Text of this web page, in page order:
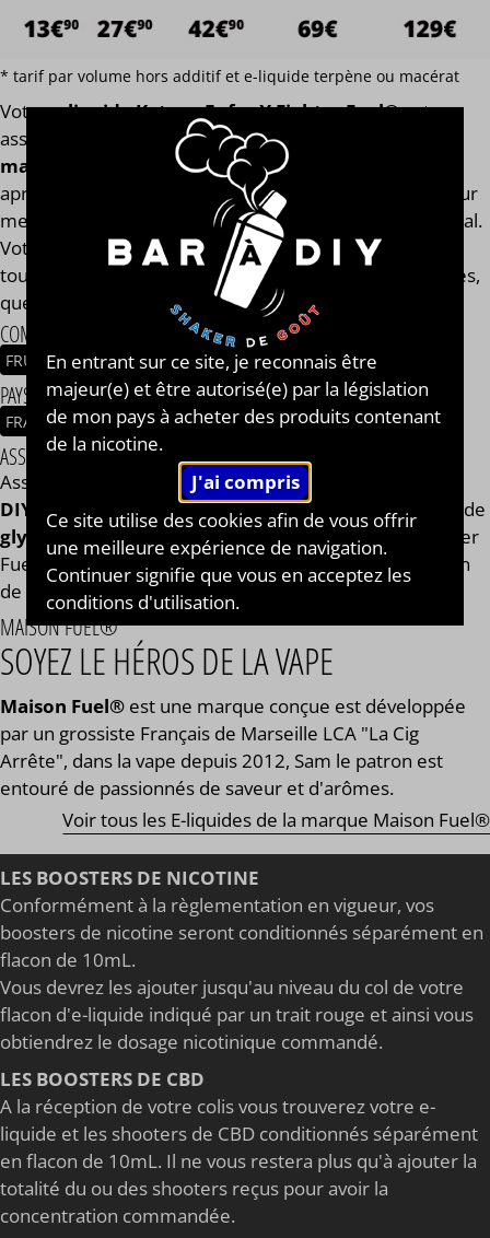
* tarif par volume hors additif et e-liquide terpène ou macérat
Votree-liquide Katana Enfer X Fighter Fuel®est
assemblé
avec l'arôme concentré original de la
marque Maison Fuel®. Finis les e-liquides trop dilués
après l'ajout des boosters de nicotine ! Notre calculateur
mesure votre e-liquide en fonction de son volume global.
Votre e-liquide Katana Enfer X Fighter Fuel® aura
toujours le même goût et les mêmes qualités gustatives,
que vous soyez en 0, 2, 9, 11 ou 14 mg/ml.
COMPOSITION
FRUIT DU DRAGON FRAIS FRUITS ROUGES CERISE
PAYS / ORIGINE DU CONCENTRÉ
FRANCE
ASSEMBLAGE
Assemblage réalisé à PLOUESCAT - France par
DIY® . Composé de mono propylène glycol végétal
, de
glycérine végétale
et de l'arôme Katana Enfer X Fighter
Fuel® de la marque Maison Fuel®. Disponible en flacon
de 50ml, 125ml, 250ml, 500ml et 1L. STEEP : 1 jour.
MAISON FUEL®
SOYEZ LE HÉROS DE LA VAPE
Maison Fuel® est une marque conçue est développée
par un grossiste Français de Marseille LCA "La Cig
Arrête", dans la vape depuis 2012, Sam le patron est
entouré de passionnés de saveur et d'arômes.
Voir tous les E-liquides de la marque Maison Fuel®
LES BOOSTERS DE NICOTINE
Conformément à la règlementation en vigueur, vos
boosters de nicotine seront conditionnés séparément en
flacon de 10mL.
Vous devrez les ajouter jusqu'au niveau du col de votre
flacon d'e-liquide indiqué par un trait rouge et ainsi vous
obtiendrez le dosage nicotinique commandé.
LES BOOSTERS DE CBD
A la réception de votre colis vous trouverez votre e-
liquide et les shooters de CBD conditionnés séparément
en flacon de 10mL. Il ne vous restera plus qu'à ajouter la
totalité du ou des shooters reçus pour avoir la
concentration commandée.
En entrant sur ce site, je reconnais être
majeur(e) et être autorisé(e) par la législation
de mon pays à acheter des produits contenant
de la nicotine.
Ce site utilise des cookies afin de vous offrir
une meilleure expérience de navigation.
Continuer signifie que vous en acceptez les
conditions d'utilisation.